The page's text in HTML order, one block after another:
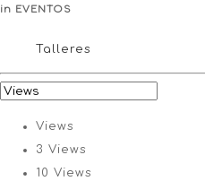
in EVENTOS
Talleres
Views
3 Views
10 Views